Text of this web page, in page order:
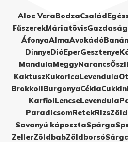
Aloe VeraBodzaCsalád
FűszerekMáriatövisGazdaság
ÁfonyaAlmaAvokádóBanán
DinnyeDióEperGesztenye
MandulaMeggyNarancs
KaktuszKukoricaLevendula
BrokkoliBurgonyaCéklaCukkini
KarfiolLencseLevendula
ParadicsomRetekRizs
Savanyú káposztaSpárga
ZellerZöldbabZöldborsó